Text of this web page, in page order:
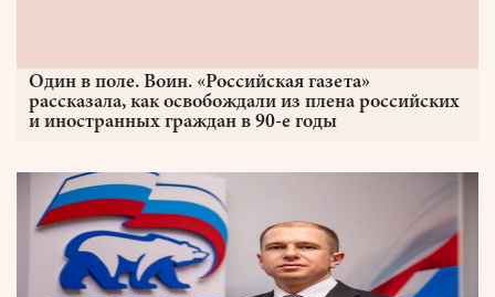
Один в поле. Воин. «Российская газета»
рассказала, как освобождали из плена российских
и иностранных граждан в 90-е годы